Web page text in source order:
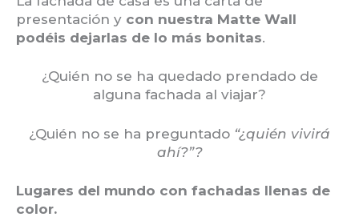
presentación y con nuestra Matte Wall
podéis dejarlas de lo más bonitas.
¿Quién no se ha quedado prendado de
alguna fachada al viajar?
¿Quién no se ha preguntado “¿quién vivirá
ahí?”?
Lugares del mundo con fachadas llenas de
color.